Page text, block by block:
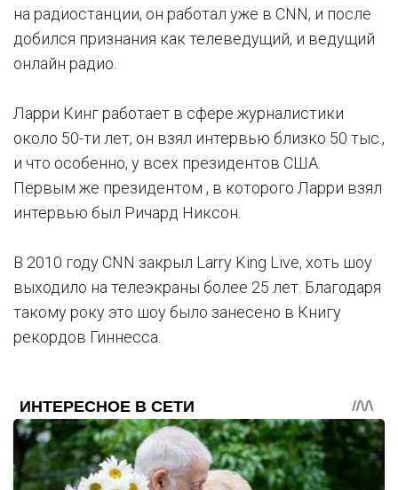
на радиостанции, он работал уже в CNN, и после
добился признания как телеведущий, и ведущий
онлайн радио.
Ларри Кинг работает в сфере журналистики
около 50-ти лет, он взял интервью близко 50 тыс.,
и что особенно, у всех президентов США.
Первым же президентом , в которого Ларри взял
интервью был Ричард Никсон.
В 2010 году CNN закрыл Larry King Live, хоть шоу
выходило на телеэкраны более 25 лет. Благодаря
такому року это шоу было занесено в Книгу
рекордов Гиннесса.